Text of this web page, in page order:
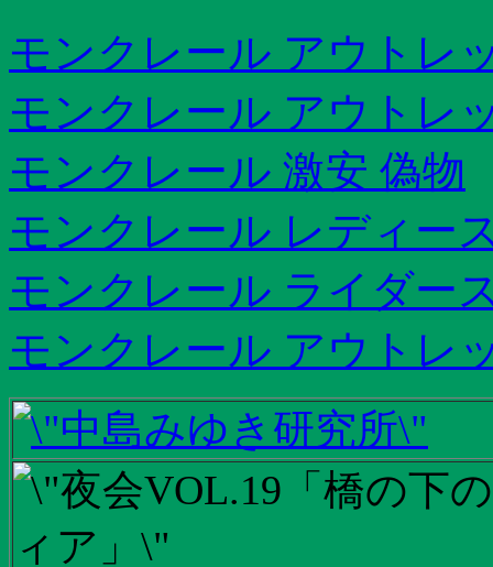
モンクレール アウトレ
モンクレール アウトレ
モンクレール 激安 偽物
モンクレール レディー
モンクレール ライダー
モンクレール アウトレ